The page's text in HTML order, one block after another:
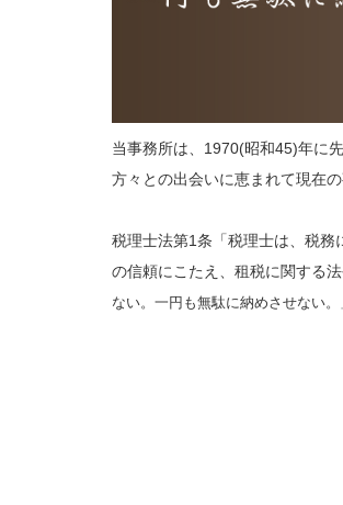
当事務所は、1970(昭和45)年に
方々との出会いに恵まれて現在の
税理士法第1条「税理士は、税
の信頼にこたえ、租税に関する
ない。一円も無駄に納めさせない。